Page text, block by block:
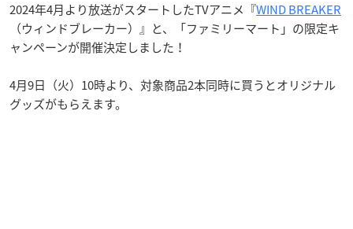
2024年4月より放送がスタートしたTVアニメ『WIND BREAKER
（ウィンドブレーカー）』と、「ファミリーマート」の限定キ
ャンペーンが開催決定しました！
4月9日（火）10時より、対象商品2本同時に買うとオリジナル
グッズがもらえます。